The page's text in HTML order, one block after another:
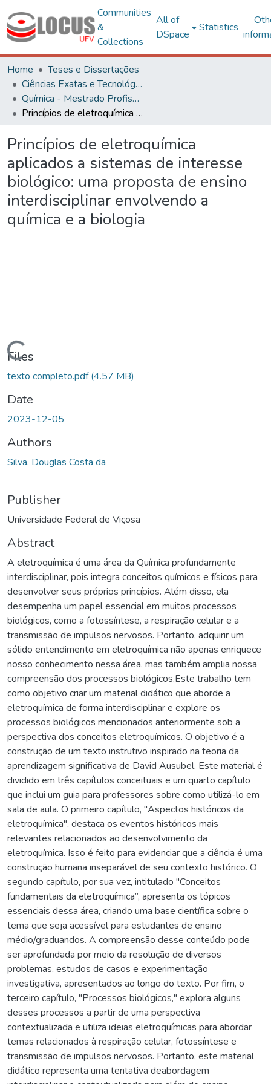
Communities
&
Collections
All of
DSpace
Statistics
Home
Teses e Dissertações
Ciências Exatas e Tecnológicas
Química - Mestrado Profissional
Princípios de eletroquímica aplicados a sistemas de interesse biológico: uma proposta de ensino interdisciplinar envolvendo a química e a biologia
Princípios de eletroquímica
aplicados a sistemas de interesse
biológico: uma proposta de ensino
interdisciplinar envolvendo a
química e a biologia
Files
texto completo.pdf(4.57 MB)
Date
2023-12-05
Authors
Silva, Douglas Costa da
Publisher
Universidade Federal de Viçosa
Abstract
A eletroquímica é uma área da Química profundamente
interdisciplinar, pois integra conceitos químicos e físicos para
desenvolver seus próprios princípios. Além disso, ela
desempenha um papel essencial em muitos processos
biológicos, como a fotossíntese, a respiração celular e a
transmissão de impulsos nervosos. Portanto, adquirir um
sólido entendimento em eletroquímica não apenas enriquece
nosso conhecimento nessa área, mas também amplia nossa
compreensão dos processos biológicos.Este trabalho tem
como objetivo criar um material didático que aborde a
eletroquímica de forma interdisciplinar e explore os
processos biológicos mencionados anteriormente sob a
perspectiva dos conceitos eletroquímicos. O objetivo é a
construção de um texto instrutivo inspirado na teoria da
aprendizagem significativa de David Ausubel. Este material é
dividido em três capítulos conceituais e um quarto capítulo
que inclui um guia para professores sobre como utilizá-lo em
sala de aula. O primeiro capítulo, "Aspectos históricos da
eletroquímica", destaca os eventos históricos mais
relevantes relacionados ao desenvolvimento da
eletroquímica. Isso é feito para evidenciar que a ciência é uma
construção humana inseparável de seu contexto histórico. O
segundo capítulo, por sua vez, intitulado "Conceitos
fundamentais da eletroquímica”, apresenta os tópicos
essenciais dessa área, criando uma base científica sobre o
tema que seja acessível para estudantes de ensino
médio/graduandos. A compreensão desse conteúdo pode
ser aprofundada por meio da resolução de diversos
problemas, estudos de casos e experimentação
investigativa, apresentados ao longo do texto. Por fim, o
terceiro capítulo, "Processos biológicos," explora alguns
desses processos a partir de uma perspectiva
contextualizada e utiliza ideias eletroquímicas para abordar
temas relacionados à respiração celular, fotossíntese e
transmissão de impulsos nervosos. Portanto, este material
didático representa uma tentativa deabordagem